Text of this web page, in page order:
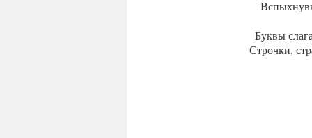
Буквы слагаются
Строчки,